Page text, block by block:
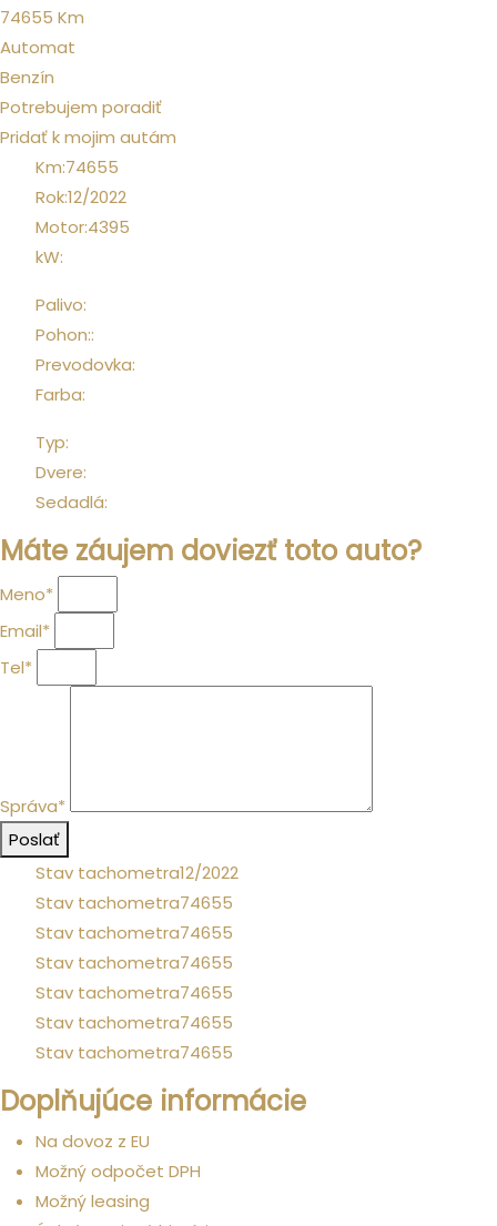
74655 Km
Automat
Benzín
Potrebujem poradiť
Pridať k mojim autám
Km:74655
Rok:12/2022
Motor:4395
kW:
Palivo:
Pohon::
Prevodovka:
Farba:
Typ:
Dvere:
Sedadlá:
Máte záujem doviezť toto auto?
Meno*
Email*
Tel*
Správa*
Poslať
Stav tachometra12/2022
Stav tachometra74655
Stav tachometra74655
Stav tachometra74655
Stav tachometra74655
Stav tachometra74655
Stav tachometra74655
Doplňujúce informácie
Na dovoz z EU
Možný odpočet DPH
Možný leasing